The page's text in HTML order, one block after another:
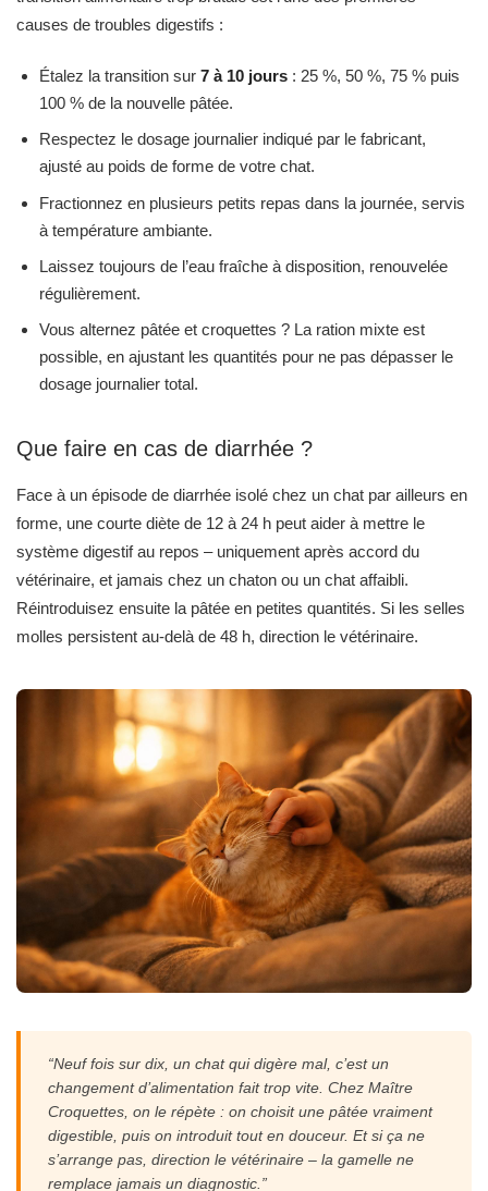
causes de troubles digestifs :
Étalez la transition sur 7 à 10 jours : 25 %, 50 %, 75 % puis
100 % de la nouvelle pâtée.
Respectez le dosage journalier indiqué par le fabricant,
ajusté au poids de forme de votre chat.
Fractionnez en plusieurs petits repas dans la journée, servis
à température ambiante.
Laissez toujours de l’eau fraîche à disposition, renouvelée
régulièrement.
Vous alternez pâtée et croquettes ? La ration mixte est
possible, en ajustant les quantités pour ne pas dépasser le
dosage journalier total.
Que faire en cas de diarrhée ?
Face à un épisode de diarrhée isolé chez un chat par ailleurs en
forme, une courte diète de 12 à 24 h peut aider à mettre le
système digestif au repos – uniquement après accord du
vétérinaire, et jamais chez un chaton ou un chat affaibli.
Réintroduisez ensuite la pâtée en petites quantités. Si les selles
molles persistent au-delà de 48 h, direction le vétérinaire.
“Neuf fois sur dix, un chat qui digère mal, c’est un
changement d’alimentation fait trop vite. Chez Maître
Croquettes, on le répète : on choisit une pâtée vraiment
digestible, puis on introduit tout en douceur. Et si ça ne
s’arrange pas, direction le vétérinaire – la gamelle ne
remplace jamais un diagnostic.”